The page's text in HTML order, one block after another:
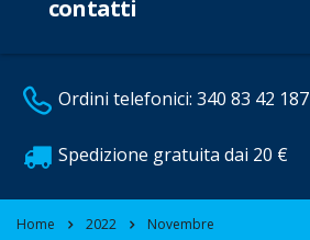
contatti
Ordini telefonici: 340 83 42 187
Spedizione gratuita dai 20 €
Home 2022 Novembre